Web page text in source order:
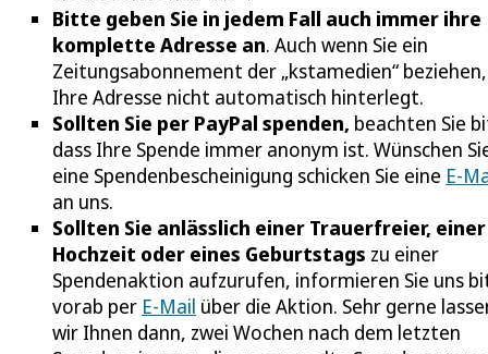
Bitte geben Sie in jedem Fall auch immer ihre
komplette Adresse an. Auch wenn Sie ein
Zeitungsabonnement der „kstamedien“
Ihre Adresse nicht automatisch hinterlegt.
Sollten Sie per PayPal spenden, beachten Sie
dass Ihre Spende immer anonym ist. Wünschen
eine Spendenbescheinigung schicken Sie eine E-
an uns.
Sollten Sie anlässlich einer Trauerfreier, einer
Hochzeit oder eines Geburtstags zu einer
Spendenaktion aufzurufen, informieren Sie uns
vorab per E-Mail über die Aktion. Sehr gerne
wir Ihnen dann, zwei Wochen nach dem letzten